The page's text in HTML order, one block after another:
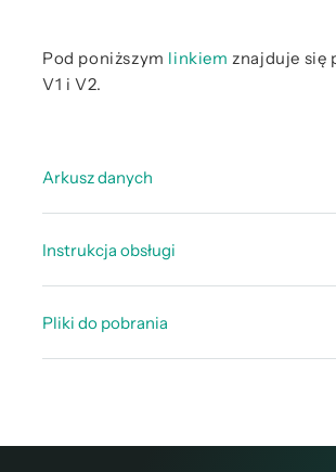
Pod poniższym linkiem znajduje się
V1 i V2.
Arkusz danych
Rozwiązanie w chmurze
Instrukcja obsługi
Pliki do pobrania